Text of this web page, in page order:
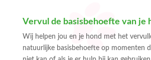
Vervul de basisbehoefte van je
Wij helpen jou en je hond met het
natuurlijke basisbehoefte op momenten